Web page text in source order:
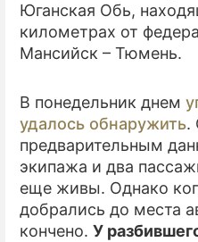
Юганская Обь,
километрах от
Мансийск – Тюмень.
В понедельник днем
удалось обнаружить.
предварительным
экипажа и два
еще живы. Однако
добрались до места
кончено. У